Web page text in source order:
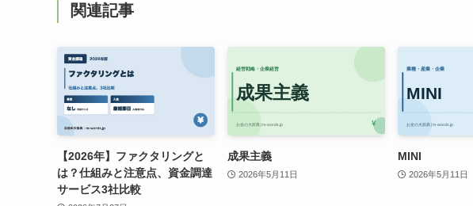
関連記事
【2026年】ファクタリングと
は？仕組みと注意点、資金調達
サービス3社比較
成果主義
2026年5月11日
MINI
2026年5月11日